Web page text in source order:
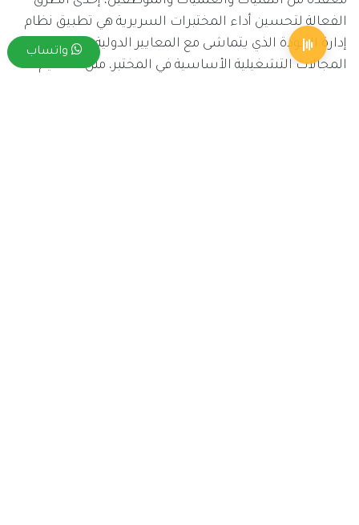
الفعالة لتحسين أداء المختبرات السريرية هي تطبيق نظام
إدارة الجودة الذي يتماشى مع المعايير الدولية، ويركز على
المجالات التشغيلية الأساسية في المختبر، مثل التنظيم،
واتساب